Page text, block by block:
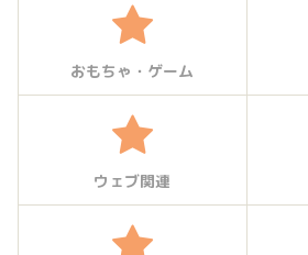
おもちゃ・ゲーム
ウェブ関連